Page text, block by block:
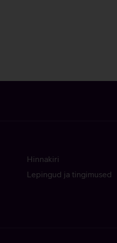
Hinnakiri
Lepingud ja tingimused